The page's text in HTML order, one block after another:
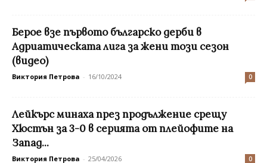
Берое взе първото българско дерби в
Адриатическата лига за жени този сезон
(видео)
Виктория Петрова - 16/10/2024 0
Лейкърс минаха през продължение срещу
Хюстън за 3-0 в серията от плейофите на
Запад...
Виктория Петрова - 25/04/2026 0